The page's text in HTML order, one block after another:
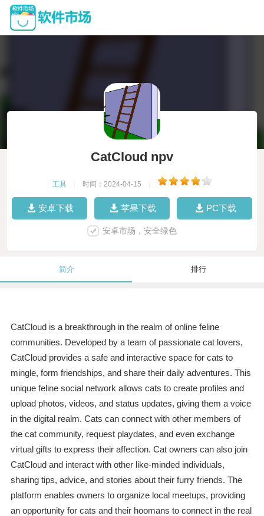
CatCloud npv
工具 时间：2024-04-15
安卓下载 苹果下载 PC下载
安卓市场，安全绿色
简介 排行
CatCloud is a breakthrough in the realm of online feline
communities. Developed by a team of passionate cat lovers,
CatCloud provides a safe and interactive space for cats to
mingle, form friendships, and share their daily adventures. This
unique feline social network allows cats to create profiles and
upload photos, videos, and status updates, giving them a voice
in the digital realm. Cats can connect with other members of
the cat community, request playdates, and even exchange
virtual gifts to express their affection. Cat owners can also join
CatCloud and interact with other like-minded individuals,
sharing tips, advice, and stories about their furry friends. The
platform enables owners to organize local meetups, providing
an opportunity for cats and their hoomans to connect in the real